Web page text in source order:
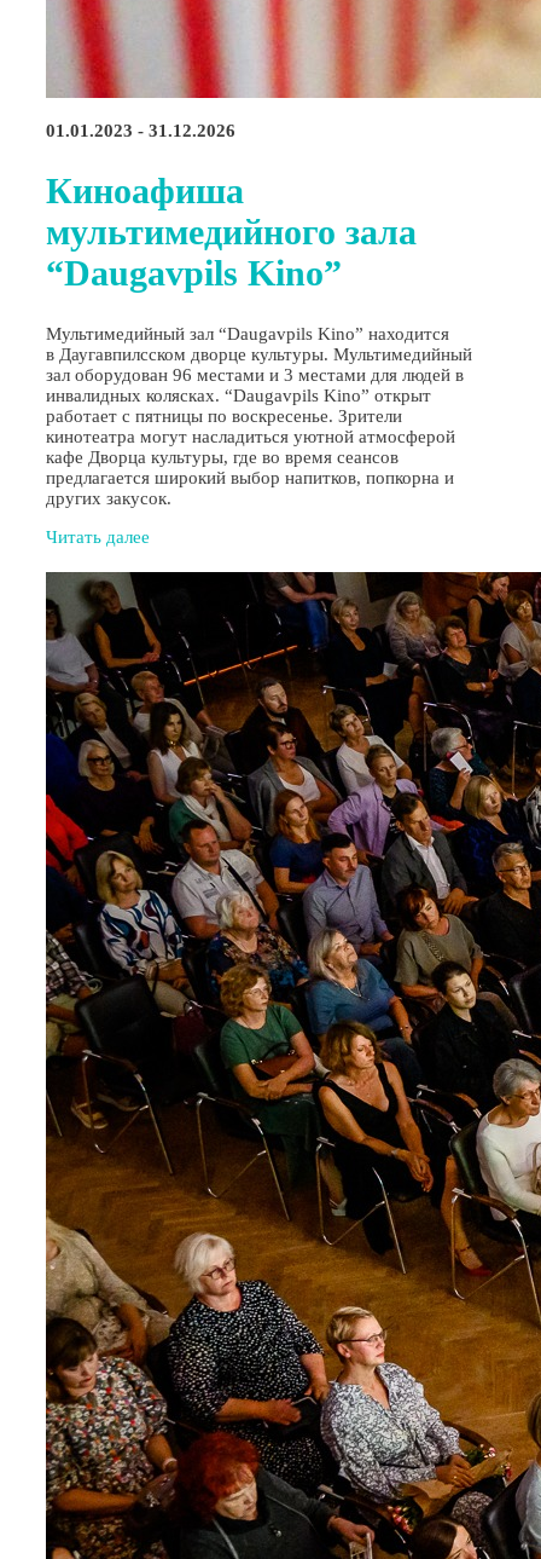
01.01.2023 - 31.12.2026
Киноафиша
мультимедийного зала
“Daugavpils Kino”
Мультимедийный зал “Daugavpils Kino” находится
в Даугавпилсском дворце культуры. Мультимедийный
зал оборудован 96 местами и 3 местами для людей в
инвалидных колясках. “Daugavpils Kino” открыт
работает с пятницы по воскресенье. Зрители
кинотеатра могут насладиться уютной атмосферой
кафе Дворца культуры, где во время сеансов
предлагается широкий выбор напитков, попкорна и
других закусок.
Читать далее